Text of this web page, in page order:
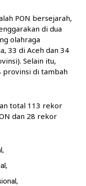
PON bersejarah,
di dua
olahraga
33 di Aceh dan 34
Selain itu,
provinsi di tambah
total 113 rekor
dan 28 rekor